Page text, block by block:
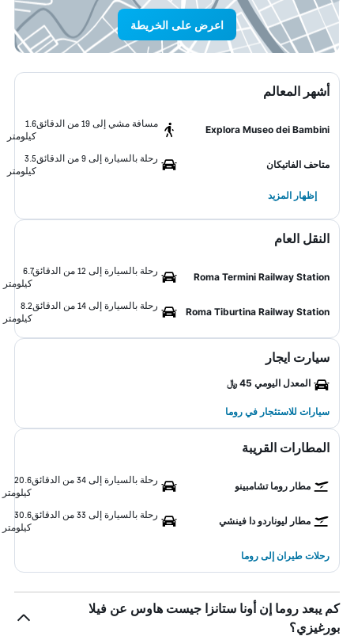
اعرض على الخريطة
أشهر المعالم
Explora Museo dei Bambini
مسافة مشي إلى 19 من الدقائق
1.6
كيلومتر
متاحف الفاتيكان
رحلة بالسيارة إلى 9 من الدقائق
3.5
كيلومتر
إظهار المزيد
النقل العام
Roma Termini Railway Station
رحلة بالسيارة إلى 12 من الدقائق
6.7
كيلومتر
Roma Tiburtina Railway Station
رحلة بالسيارة إلى 14 من الدقائق
8.2
كيلومتر
سيارت ايجار
المعدل اليومي 45 ﷼
سيارات للاستئجار في روما
المطارات القريبة
مطار روما تشامبينو
رحلة بالسيارة إلى 34 من الدقائق
20.6
كيلومتر
مطار ليوناردو دا فينشي
رحلة بالسيارة إلى 33 من الدقائق
30.6
كيلومتر
رحلات طيران إلى روما
كم يبعد روما إن أونا ستانزا جيست هاوس عن فيلا
بورغيزي؟